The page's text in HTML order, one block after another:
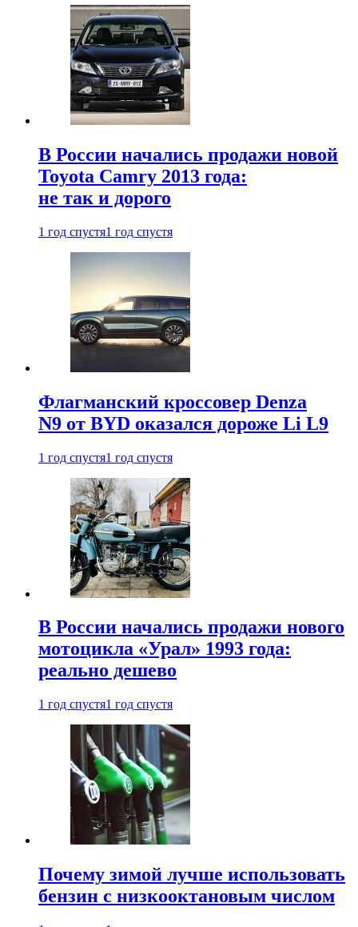
В России начались продажи новой
Toyota Camry 2013 года:
не так и дорого
1 год спустя1 год спустя
Флагманский кроссовер Denza
N9 от BYD оказался дороже Li L9
1 год спустя1 год спустя
В России начались продажи нового
мотоцикла «Урал» 1993 года:
реально дешево
1 год спустя1 год спустя
Почему зимой лучше использовать
бензин с низкооктановым числом